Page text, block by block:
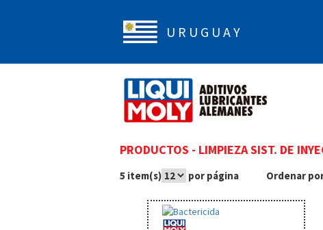
U R U G U A Y
PRODUCTOS - LIMPIEZA SIST. DE
5 item(s) por página Ordenar